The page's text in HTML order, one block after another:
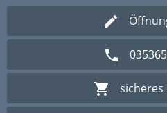
sicheres